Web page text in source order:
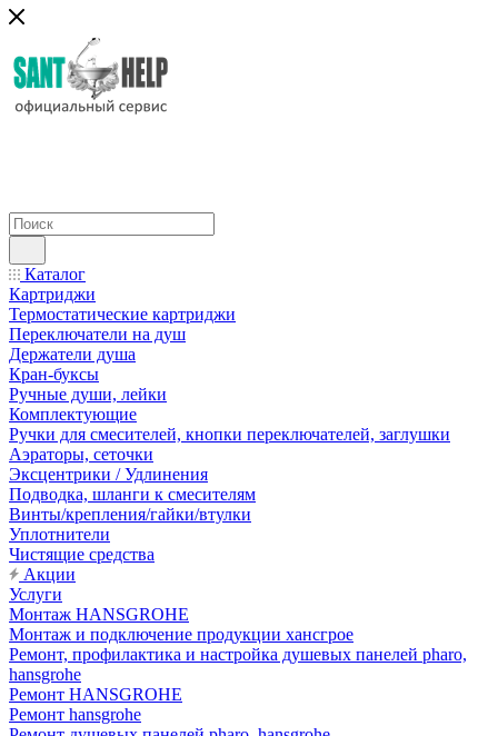
Каталог
Картриджи
Термостатические картриджи
Переключатели на душ
Держатели душа
Кран-буксы
Ручные души, лейки
Комплектующие
Ручки для смесителей, кнопки переключателей, заглушки
Аэраторы, сеточки
Эксцентрики / Удлинения
Подводка, шланги к смесителям
Винты/крепления/гайки/втулки
Уплотнители
Чистящие средства
Акции
Услуги
Монтаж HANSGROHE
Монтаж и подключение продукции хансгрое
Ремонт, профилактика и настройка душевых панелей pharo,
hansgrohe
Ремонт HANSGROHE
Ремонт hansgrohe